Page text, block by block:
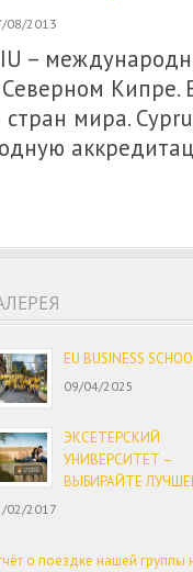
08/2013
–
Кипре.
стран мира.
EU BUSINESS
09/04/2025
ЭКСЕТЕРСКИЙ
УНИВЕРСИТЕТ –
ВЫБИРАЙТЕ
02/2017
о поездке нашей группы